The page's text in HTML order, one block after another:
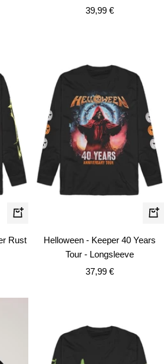
Angebotspreis
39,99 €
Schnellansicht
Rust
Helloween - Keeper 40 Years
Tour - Longsleeve
Angebotspreis
37,99 €